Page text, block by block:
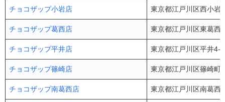
チョコザップ小岩店 東京都江戸川区西小
チョコザップ葛西店 東京都江戸川区東葛
チョコザップ平井店 東京都江戸川区平井
チョコザップ篠崎店 東京都江戸川区篠崎
チョコザップ南葛西店 東京都江戸川区南葛